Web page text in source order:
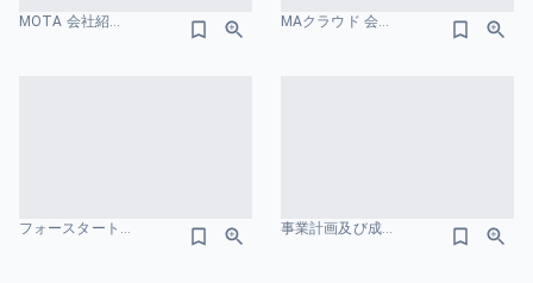
MOTA 会社紹介資料 会社概要のスライドデザイン MAクラウド 会社紹介資料 会社概要のスライドデザイン
フォースタートアップス 会社概要のスライドデザイン 事業計画及び成⻑可能性に関する事項 株式会社フツパー 会社概要のスライドデザイン